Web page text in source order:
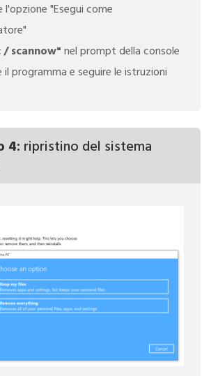
l'opzione "Esegui come
/ scannow"nel prompt della console
il programma e seguire le istruzioni
4: ripristino del sistema